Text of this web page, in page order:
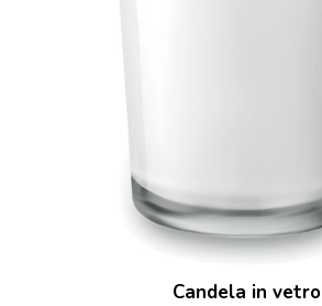
Candela in vetro